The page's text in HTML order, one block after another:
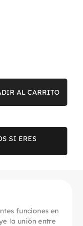
AL CARRITO
SI ERES
funciones en
la unión entre